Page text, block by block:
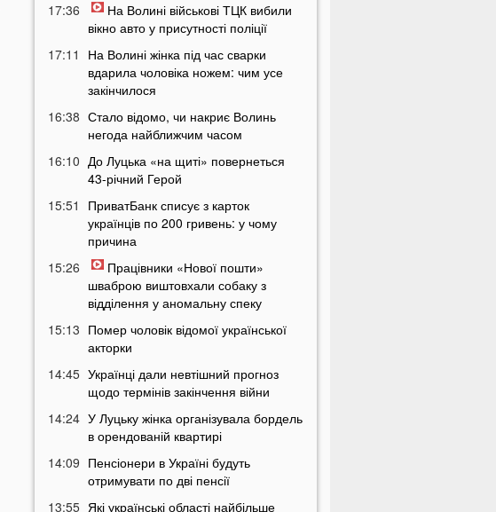
17:36
На Волині військові ТЦК вибили
вікно авто у присутності поліції
17:11
На Волині жінка під час сварки
вдарила чоловіка ножем: чим усе
закінчилося
16:38 Стало відомо, чи накриє Волинь
негода найближчим часом
16:10 До Луцька «на щиті» повернеться
43-річний Герой
15:51
ПриватБанк списує з карток
українців по 200 гривень: у чому
причина
15:26
Працівники «Нової пошти»
шваброю виштовхали собаку з
відділення у аномальну спеку
15:13 Помер чоловік відомої української
акторки
14:45 Українці дали невтішний прогноз
щодо термінів закінчення війни
14:24 У Луцьку жінка організувала бордель
в орендованій квартирі
14:09 Пенсіонери в Україні будуть
отримувати по дві пенсії
13:55 Які українські області найбільше